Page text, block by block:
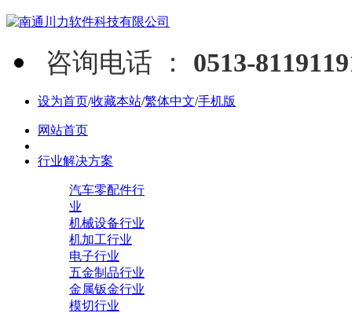
咨询电话 ： 0513-
设为首页/收藏本站/繁体中文/手机版
网站首页
行业解决方案
汽车零配件行
业
机械设备行业
机加工行业
电子行业
五金制品行业
金属钣金行业
模切行业